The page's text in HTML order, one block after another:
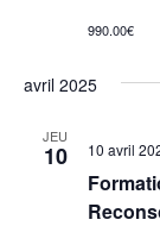
990.00€
avril 2025
JEU
10 10 avril